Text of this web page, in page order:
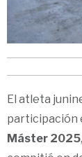
El atleta
participación
Máster 2025